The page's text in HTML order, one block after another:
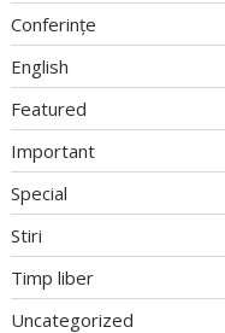
Conferințe
English
Featured
Important
Special
Stiri
Timp liber
Uncategorized